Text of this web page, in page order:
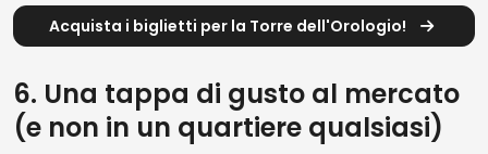
Acquista i biglietti per la Torre dell'Orologio!
6. Una tappa di gusto al mercato
(e non in un quartiere qualsiasi)